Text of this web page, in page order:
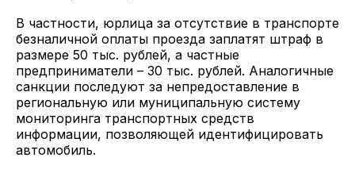
В частности, юрлица за отсутствие в транспорте
безналичной оплаты проезда заплатят штраф в
размере 50 тыс. рублей, а частные
предприниматели – 30 тыс. рублей. Аналогичные
санкции последуют за непредоставление в
региональную или муниципальную систему
мониторинга транспортных средств
информации, позволяющей идентифицировать
автомобиль.